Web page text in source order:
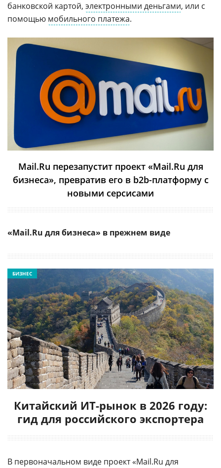
банковской картой, электронными деньгами, или с
помощью мобильного платежа.
Mail.Ru перезапустит проект «Mail.Ru для
бизнеса», превратив его в b2b-платформу с
новыми серсисами
«Mail.Ru для бизнеса» в прежнем виде
Китайский ИТ-рынок в 2026 году:
гид для российского экспортера
БИЗНЕС
В первоначальном виде проект «Mail.Ru для